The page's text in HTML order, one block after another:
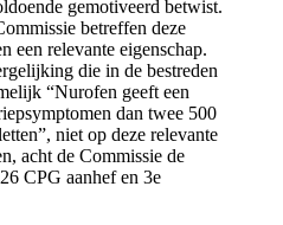
gemotiveerd betwist.
betreffen deze
een relevante eigenschap.
die in de bestreden
“Nurofen geeft een
dan twee 500
niet op deze relevante
acht de Commissie de
CPG aanhef en 3e